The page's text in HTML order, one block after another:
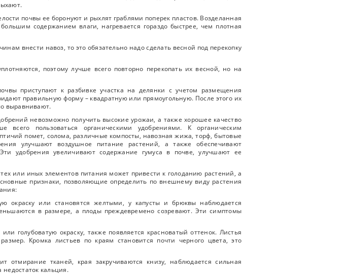
почвы ее боронуют и рыхлят граблями поперек пластов. Возделанная
содержанием влаги, нагревается гораздо быстрее, чем плотная
внести навоз, то это обязательно надо сделать весной под перекопку
поэтому лучше всего повторно перекопать их весной, но на
приступают к разбивке участка на делянки с учетом размещения
правильную форму – квадратную или прямоугольную. После этого их
выравнивают.
невозможно получить высокие урожаи, а также хорошее качество
всего пользоваться органическими удобрениями. К органическим
помет, солома, различные компосты, навозная жижа, торф, бытовые
улучшают воздушное питание растений, а также обеспечивают
удобрения увеличивают содержание гумуса в почве, улучшают ее
или иных элементов питания может привести к голоданию растений, а
признаки, позволяющие определить по внешнему виду растения
окраску или становятся желтыми, у капусты и брюквы наблюдается
в размере, а плоды преждевремено созревают. Эти симптомы
голубоватую окраску, также появляется красноватый оттенок. Листья
Кромка листьев по краям становится почти черного цвета, это
отмирание тканей, края закручиваются книзу, наблюдается сильная
кальция.